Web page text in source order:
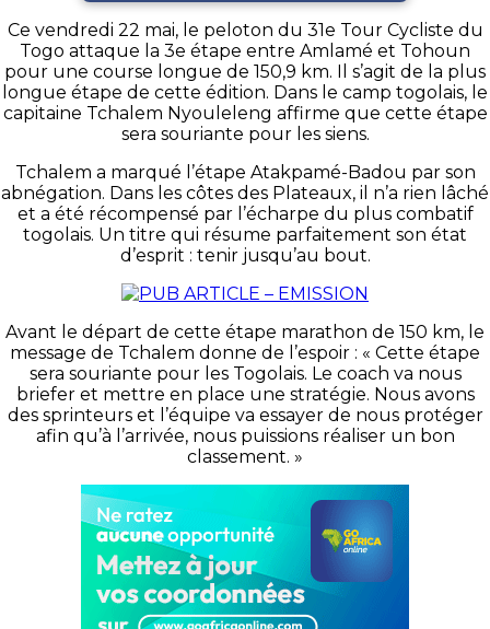
Ce vendredi 22 mai, le peloton du 31e Tour Cycliste du
Togo attaque la 3e étape entre Amlamé et Tohoun
pour une course longue de 150,9 km. Il s’agit de la plus
longue étape de cette édition. Dans le camp togolais, le
capitaine Tchalem Nyouleleng affirme que cette étape
sera souriante pour les siens.
Tchalem a marqué l’étape Atakpamé-Badou par son
abnégation. Dans les côtes des Plateaux, il n’a rien lâché
et a été récompensé par l’écharpe du plus combatif
togolais. Un titre qui résume parfaitement son état
d’esprit : tenir jusqu’au bout.
Avant le départ de cette étape marathon de 150 km, le
message de Tchalem donne de l’espoir : « Cette étape
sera souriante pour les Togolais. Le coach va nous
briefer et mettre en place une stratégie. Nous avons
des sprinteurs et l’équipe va essayer de nous protéger
afin qu’à l’arrivée, nous puissions réaliser un bon
classement. »